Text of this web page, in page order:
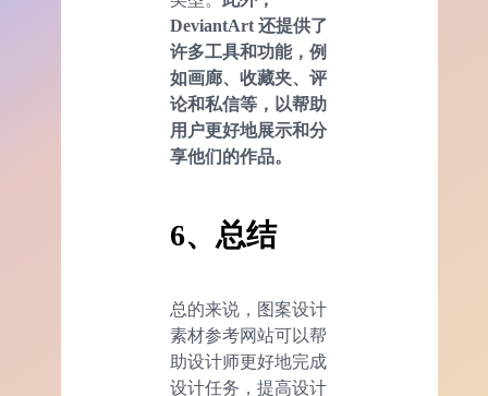
DeviantArt 还提供了
许多工具和功能，例
如画廊、收藏夹、评
论和私信等，以帮助
用户更好地展示和分
享他们的作品。
6、总结
总的来说，图案设计
素材参考网站可以帮
助设计师更好地完成
设计任务，提高设计